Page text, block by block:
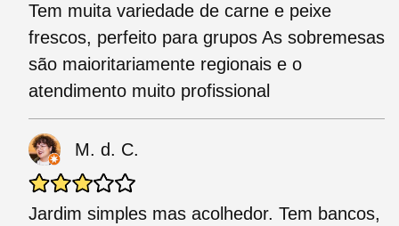
Tem muita variedade de carne e peixe
frescos, perfeito para grupos As sobremesas
são maioritariamente regionais e o
atendimento muito profissional
M. d. C.
Jardim simples mas acolhedor. Tem bancos,